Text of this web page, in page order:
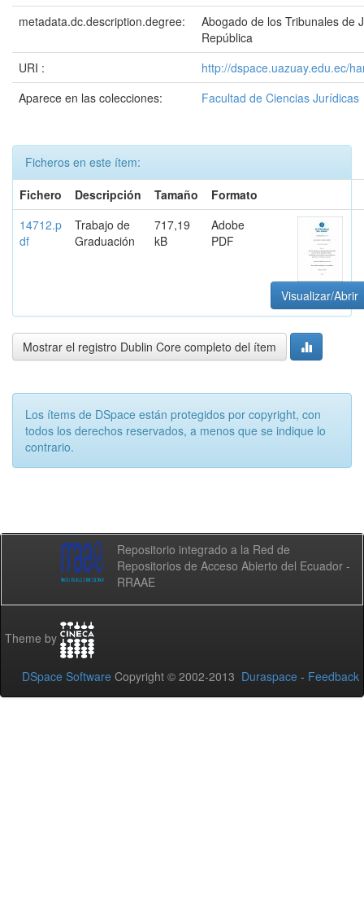
metadata.dc.description.degree:
Abogado de los Tribunales de
República
URI :
http://dspace.uazuay.edu.ec/
Aparece en las colecciones:
Facultad de Ciencias Jurídicas
Ficheros en este ítem:
Fichero
Descripción Tamaño
Formato
14712.p
df
Trabajo de
Graduación
717,19
kB
Adobe
PDF
Visualizar/Abrir
Mostrar el registro Dublin Core completo del ítem
Los ítems de DSpace están protegidos por copyright, con
todos los derechos reservados, a menos que se indique lo
contrario.
Repositorio integrado a la Red de
Repositorios de Acceso Abierto del Ecuador -
RRAAE
Theme by
DSpace Software Copyright © 2002-2013 Duraspace - Feedback